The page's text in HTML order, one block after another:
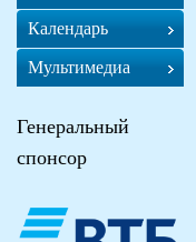
Календарь
Мультимедиа
Генеральный
спонсор